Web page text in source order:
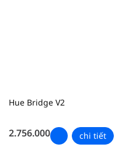
Hue Bridge V2
2.756.000 chi tiết